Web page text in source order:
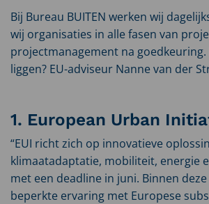
Bij Bureau BUITEN werken wij
wij organisaties in alle fasen van
projectmanagement na
liggen? EU-adviseur Nanne van der
1. European Urban
“EUI richt zich op innovatieve
klimaatadaptatie, mobiliteit, energie
met een deadline in juni. Binnen
beperkte ervaring met Europese